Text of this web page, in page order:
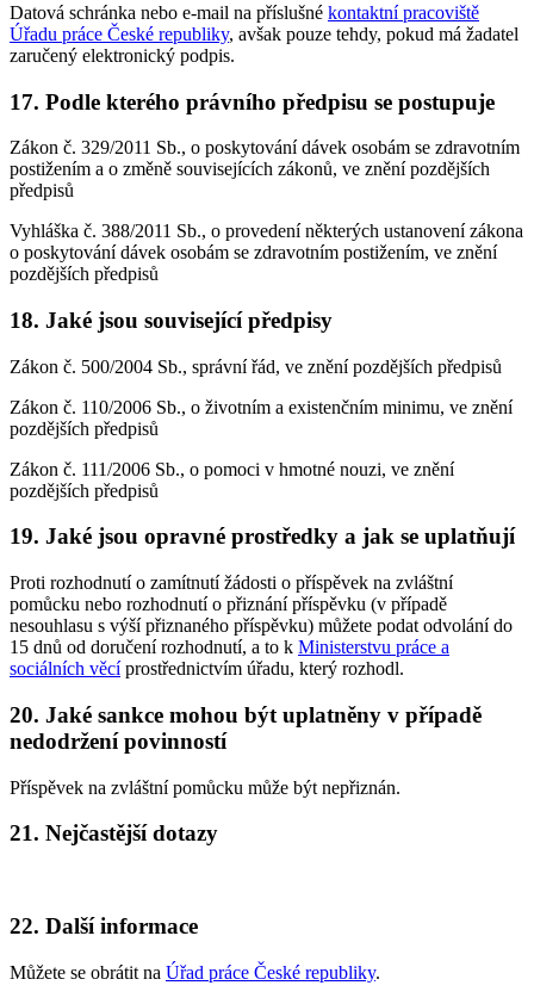
Datová schránka nebo e-mail na příslušné kontaktní pracoviště
Úřadu práce České republiky, avšak pouze tehdy, pokud má žadatel
zaručený elektronický podpis.
17. Podle kterého právního předpisu se postupuje
Zákon č. 329/2011 Sb., o poskytování dávek osobám se zdravotním
postižením a o změně souvisejících zákonů, ve znění pozdějších
předpisů
Vyhláška č. 388/2011 Sb., o provedení některých ustanovení zákona
o poskytování dávek osobám se zdravotním postižením, ve znění
pozdějších předpisů
18. Jaké jsou související předpisy
Zákon č. 500/2004 Sb., správní řád, ve znění pozdějších předpisů
Zákon č. 110/2006 Sb., o životním a existenčním minimu, ve znění
pozdějších předpisů
Zákon č. 111/2006 Sb., o pomoci v hmotné nouzi, ve znění
pozdějších předpisů
19. Jaké jsou opravné prostředky a jak se uplatňují
Proti rozhodnutí o zamítnutí žádosti o příspěvek na zvláštní
pomůcku nebo rozhodnutí o přiznání příspěvku (v případě
nesouhlasu s výší přiznaného příspěvku) můžete podat odvolání do
15 dnů od doručení rozhodnutí, a to k Ministerstvu práce a
sociálních věcíprostřednictvím úřadu, který rozhodl.
20. Jaké sankce mohou být uplatněny v případě
nedodržení povinností
Příspěvek na zvláštní pomůcku může být nepřiznán.
21. Nejčastější dotazy
22. Další informace
Můžete se obrátit na Úřad práce České republiky.